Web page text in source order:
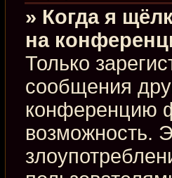
» Когда я
на
Только
сообщения
конференцию
возможность.